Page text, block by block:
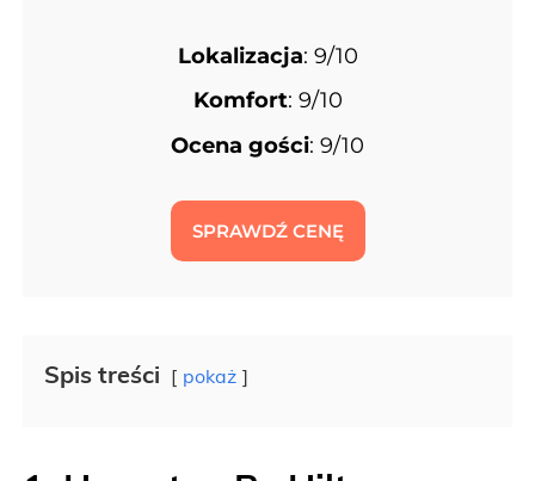
Lokalizacja: 9/10
Komfort: 9/10
Ocena gości: 9/10
SPRAWDŹ CENĘ
Spis treści pokaż